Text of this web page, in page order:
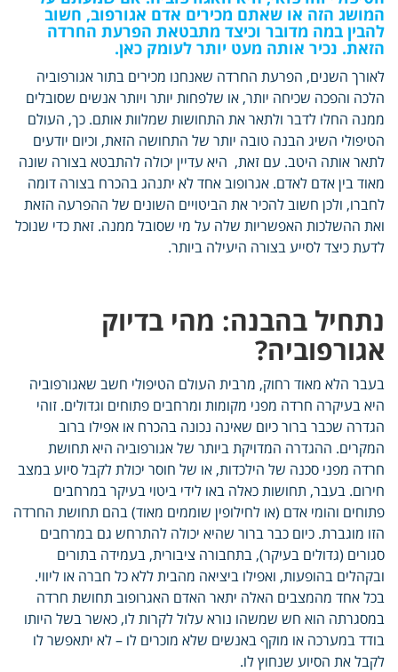
המושג הזה או שאתם מכירים אדם אגורפוב, חשוב
להבין במה מדובר וכיצד מתבטאת הפרעת החרדה
הזאת. נכיר אותה מעט יותר לעומק כאן.
לאורך השנים, הפרעת החרדה שאנחנו מכירים בתור אגורפוביה
הלכה והפכה שכיחה יותר, או שלפחות יותר ויותר אנשים שסובלים
ממנה החלו לדבר ולתאר את התחושות שמלוות אותם. כך, העולם
הטיפולי השיג הבנה טובה יותר של התחושה הזאת, וכיום יודעים
לתאר אותה היטב. עם זאת, היא עדיין יכולה להתבטא בצורה שונה
מאוד בין אדם לאדם. אגרופוב אחד לא יתנהג בהכרח בצורה דומה
לחברו, ולכן חשוב להכיר את הביטויים השונים של ההפרעה הזאת
ואת ההשלכות האפשריות שלה על מי שסובל ממנה. זאת כדי שנוכל
לדעת כיצד לסייע בצורה היעילה ביותר.
נתחיל בהבנה: מהי בדיוק
אגורפוביה?
בעבר הלא מאוד רחוק, מרבית העולם הטיפולי חשב שאגורפוביה
היא בעיקרה חרדה מפני מקומות ומרחבים פתוחים וגדולים. זוהי
הגדרה שכבר ברור כיום שאינה נכונה בהכרח או אפילו ברוב
המקרים. ההגדרה המדויקת ביותר של אגורפוביה היא תחושת
חרדה מפני סכנה של הילכדות, או של חוסר יכולת לקבל סיוע במצב
חירום. בעבר, תחושות כאלה באו לידי ביטוי בעיקר במרחבים
פתוחים והומי אדם (או לחילופין שוממים מאוד) בהם תחושת החרדה
הזו מוגברת. כיום כבר ברור שהיא יכולה להתרחש גם במרחבים
סגורים (גדולים בעיקר), בתחבורה ציבורית, בעמידה בתורים
ובקהלים בהופעות, ואפילו ביציאה מהבית ללא כל חברה או ליווי.
בכל אחד מהמצבים האלה יתאר האדם האגרופוב תחושת חרדה
במסגרתה הוא חש שמשהו נורא עלול לקרות לו, כאשר בשל היותו
בודד במערכה או מוקף באנשים שלא מוכרים לו – לא יתאפשר לו
לקבל את הסיוע שנחוץ לו.